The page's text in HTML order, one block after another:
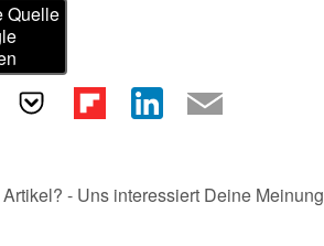
Quelle
- Uns interessiert Deine Meinung